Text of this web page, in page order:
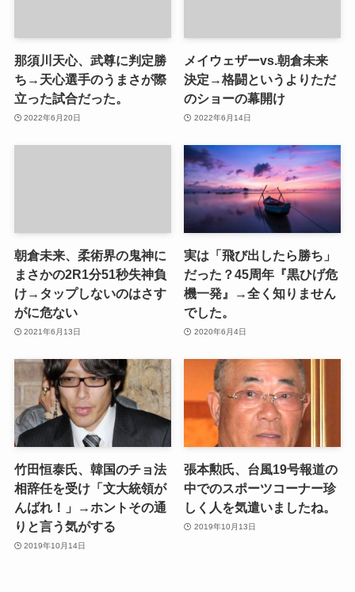
那須川天心、武尊に判定勝
ち→天心選手のうまさが際
立った試合だった。
2022年6月20日
メイウェザーvs.朝倉未来
決定→格闘というよりただ
のショーの幕開け
2022年6月14日
朝倉未来、柔術界の鬼神に
まさかの2R1分51秒失神負
け→タップしないのはさす
がに危ない
2021年6月13日
実は「飛び出したら勝ち」
だった？45周年『黒ひげ危
機一発』→全く知りません
でした。
2020年6月4日
竹田恒泰氏、韓国のチョ法
相辞任を受け「文大統領が
んばれ！」→ホントその通
りと言う気がする
2019年10月14日
張本勲氏、台風19号報道の
中でのスポーツコーナー珍
しく人を気遣いましたね。
2019年10月13日